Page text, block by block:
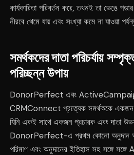
কার্যকারিতা পরিবর্তন করে, তখনই তা ভেঙে
নীরবে থেমে যায় এবং সংখ্যা কমে না যাওয়া
সমর্থকদের দাতা পরিচর্যায়
পরিচ্ছন্ন উপায়
DonorPerfect এবং
CRMConnect প্রত্যেক সমর্থককে একজন
যিনি একই সাথে একজন প্রচারক এবং দাতা
DonorPerfect-এ প্রথম কোনো অনুদান
পরিমাণ এবং অনুদানের ইতিহাস সহ সঙ্গে